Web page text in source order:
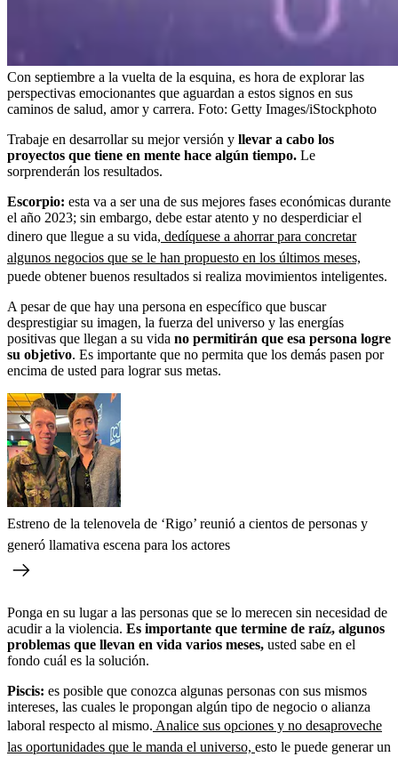
Con septiembre a la vuelta de la esquina, es hora de explorar las
perspectivas emocionantes que aguardan a estos signos en sus
caminos de salud, amor y carrera. Foto: Getty Images/iStockphoto
Trabaje en desarrollar su mejor versión y llevar a cabo los
proyectos que tiene en mente hace algún tiempo. Le
sorprenderán los resultados.
Escorpio: esta va a ser una de sus mejores fases económicas durante
el año 2023; sin embargo, debe estar atento y no desperdiciar el
dinero que llegue a su vida, dedíquese a ahorrar para concretar
algunos negocios que se le han propuesto en los últimos meses,
puede obtener buenos resultados si realiza movimientos inteligentes.
A pesar de que hay una persona en específico que buscar
desprestigiar su imagen, la fuerza del universo y las energías
positivas que llegan a su vida no permitirán que esa persona logre
su objetivo. Es importante que no permita que los demás pasen por
encima de usted para lograr sus metas.
Estreno de la telenovela de ‘Rigo’ reunió a cientos de personas y
generó llamativa escena para los actores
Ponga en su lugar a las personas que se lo merecen sin necesidad de
acudir a la violencia. Es importante que termine de raíz, algunos
problemas que llevan en vida varios meses, usted sabe en el
fondo cuál es la solución.
Piscis: es posible que conozca algunas personas con sus mismos
intereses, las cuales le propongan algún tipo de negocio o alianza
laboral respecto al mismo. Analice sus opciones y no desaproveche
las oportunidades que le manda el universo, esto le puede generar un